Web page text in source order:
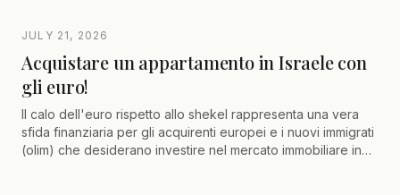
JULY 21, 2026
Acquistare un appartamento in Israele con
gli euro!
Il calo dell'euro rispetto allo shekel rappresenta una vera
sfida finanziaria per gli acquirenti europei e i nuovi immigrati
(olim) che desiderano investire nel mercato immobiliare in